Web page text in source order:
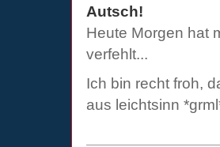
Autsch!
Heute Morgen hat
verfehlt...
Ich bin recht froh,
aus leichtsinn